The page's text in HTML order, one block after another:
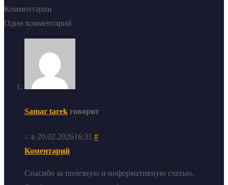
Комментарии
Один комментарий
Samar tarek говорит
-: в 20.02.202616:31 #
Коментарий
Спасибо за полезную и информативную статью.